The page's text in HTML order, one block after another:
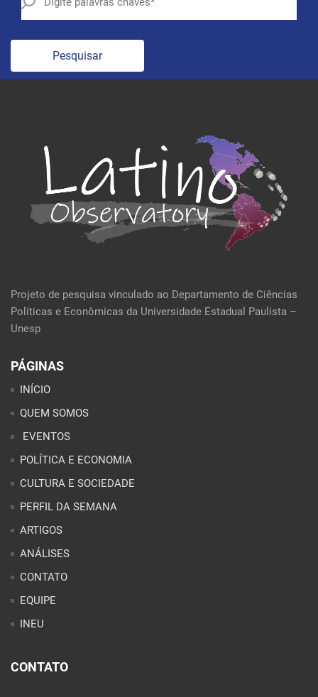
Pesquisar
Projeto de pesquisa vinculado ao Departamento de Ciências
Políticas e Econômicas da Universidade Estadual Paulista –
Unesp
PÁGINAS
INÍCIO
QUEM SOMOS
EVENTOS
POLÍTICA E ECONOMIA
CULTURA E SOCIEDADE
PERFIL DA SEMANA
ARTIGOS
ANÁLISES
CONTATO
EQUIPE
INEU
CONTATO